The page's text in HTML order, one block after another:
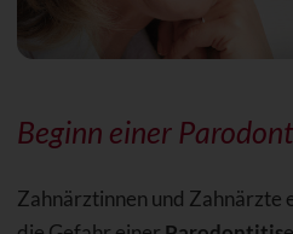
Beginn einer
Zahnärztinnen und Zahnärzte